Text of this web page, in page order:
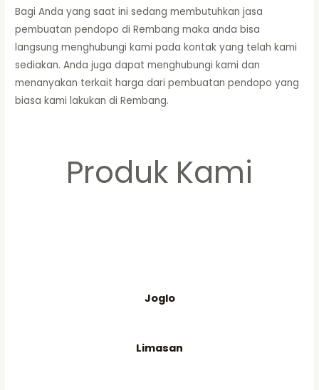
Bagi Anda yang saat ini sedang membutuhkan jasa
pembuatan pendopo di Rembang maka anda bisa
langsung menghubungi kami pada kontak yang telah kami
sediakan. Anda juga dapat menghubungi kami dan
menanyakan terkait harga dari pembuatan pendopo yang
biasa kami lakukan di Rembang.
Produk Kami
Joglo
Limasan